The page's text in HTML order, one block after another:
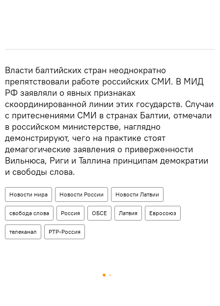
Власти балтийских стран неоднократно
препятствовали работе российских СМИ. В МИД
РФ заявляли о явных признаках
скоординированной линии этих государств. Случаи
с притеснениями СМИ в странах Балтии, отмечали
в российском министерстве, наглядно
демонстрируют, чего на практике стоят
демагогические заявления о приверженности
Вильнюса, Риги и Таллина принципам демократии
и свободы слова.
Новости мира Новости России Новости Латвии
свобода слова Россия ОБСЕ Латвия Евросоюз
телеканал РТР-Россия